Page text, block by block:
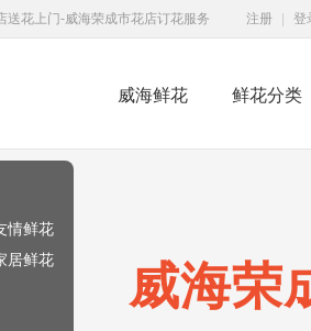
送花上门-威海荣成市花店订花服务 注册 登
威海鲜花 鲜花分类
威海荣
情鲜花
居鲜花